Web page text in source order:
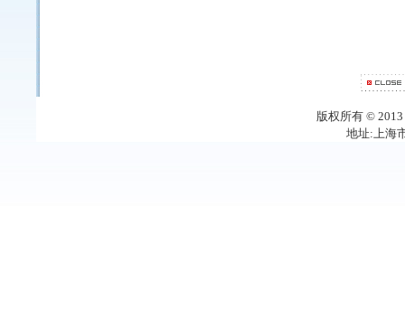
版权所有 ©
地址:上海